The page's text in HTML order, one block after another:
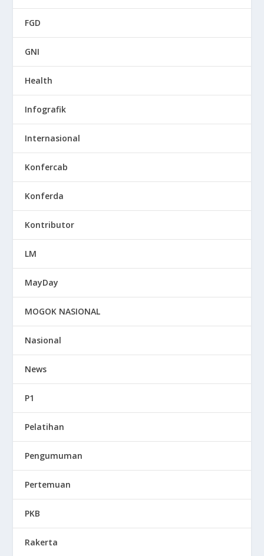
FGD
GNI
Health
Infografik
Internasional
Konfercab
Konferda
Kontributor
LM
MayDay
MOGOK NASIONAL
Nasional
News
P1
Pelatihan
Pengumuman
Pertemuan
PKB
Rakerta